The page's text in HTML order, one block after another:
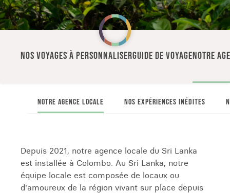
NOS VOYAGES À PERSONNALISERGUIDE DE VOYAGENOTRE
NOTRE AGENCE LOCALE NOS EXPÉRIENCES INÉDITES
Depuis 2021, notre agence locale du Sri Lanka
est installée à Colombo. Au Sri Lanka, notre
équipe locale est composée de locaux ou
d'amoureux de la région vivant sur place depuis